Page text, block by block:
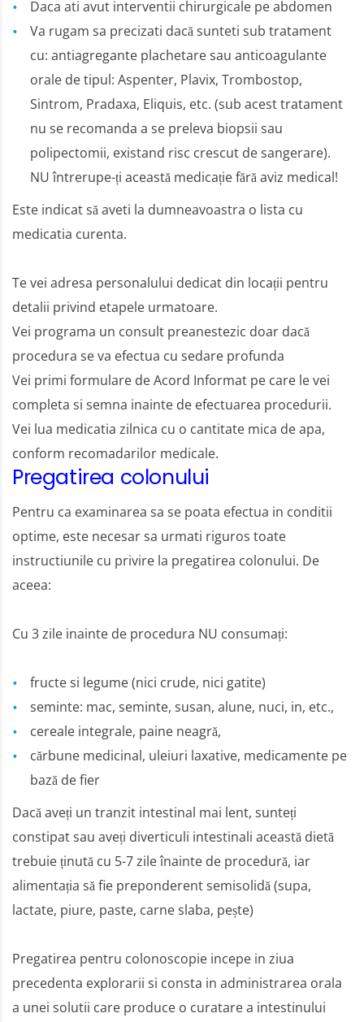
Daca ati avut interventii chirurgicale pe abdomen
Va rugam sa precizati dacă sunteti sub tratament
cu: antiagregante plachetare sau anticoagulante
orale de tipul: Aspenter, Plavix, Trombostop,
Sintrom, Pradaxa, Eliquis, etc. (sub acest tratament
nu se recomanda a se preleva biopsii sau
polipectomii, existand risc crescut de sangerare).
NU întrerupe-ți această medicație fără aviz medical!
Este indicat să aveti la dumneavoastra o lista cu
medicatia curenta.
Te vei adresa personalului dedicat din locații pentru
detalii privind etapele urmatoare.
Vei programa un consult preanestezic doar dacă
procedura se va efectua cu sedare profunda
Vei primi formulare de Acord Informat pe care le vei
completa si semna inainte de efectuarea procedurii.
Vei lua medicatia zilnica cu o cantitate mica de apa,
conform recomadarilor medicale.
Pregatirea colonului
Pentru ca examinarea sa se poata efectua in conditii
optime, este necesar sa urmati riguros toate
instructiunile cu privire la pregatirea colonului. De
aceea:
Cu 3 zile inainte de procedura NU consumați:
fructe si legume (nici crude, nici gatite)
seminte: mac, seminte, susan, alune, nuci, in, etc.,
cereale integrale, paine neagră,
cărbune medicinal, uleiuri laxative, medicamente pe
bază de fier
Dacă aveți un tranzit intestinal mai lent, sunteți
constipat sau aveți diverticuli intestinali această dietă
trebuie ținută cu 5-7 zile înainte de procedură, iar
alimentația să fie preponderent semisolidă (supa,
lactate, piure, paste, carne slaba, pește)
Pregatirea pentru colonoscopie incepe in ziua
precedenta explorarii si consta in administrarea orala
a unei solutii care produce o curatare a intestinului